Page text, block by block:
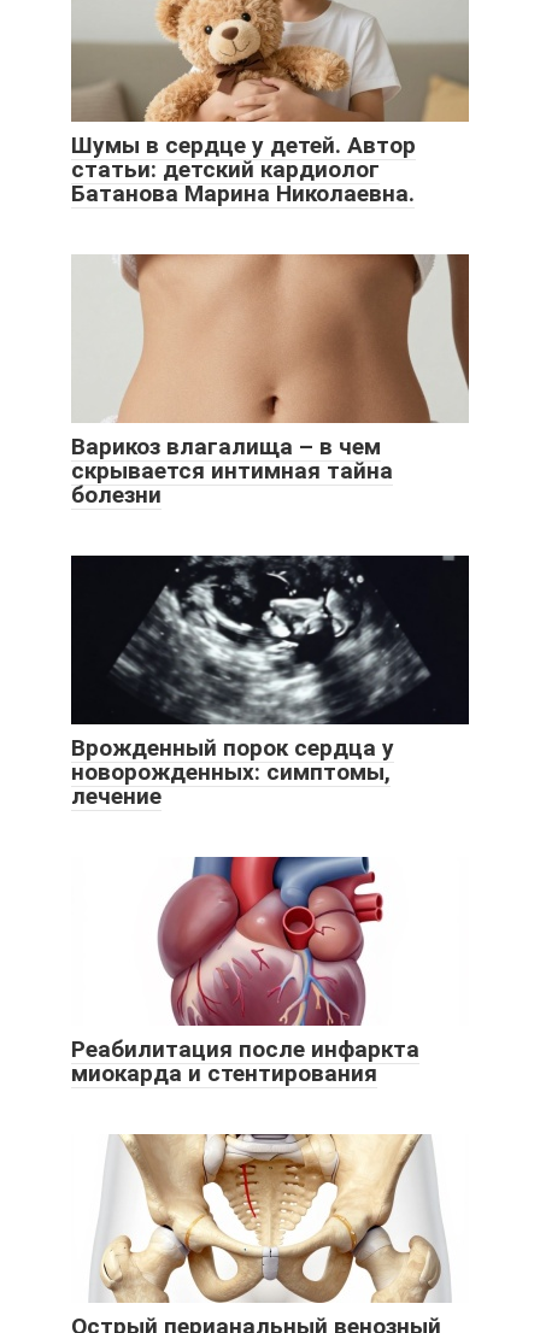
Шумы в сердце у детей. Автор
статьи: детский кардиолог
Батанова Марина Николаевна.
Варикоз влагалища – в чем
скрывается интимная тайна
болезни
Врожденный порок сердца у
новорожденных: симптомы,
лечение
Реабилитация после инфаркта
миокарда и стентирования
Острый перианальный венозный